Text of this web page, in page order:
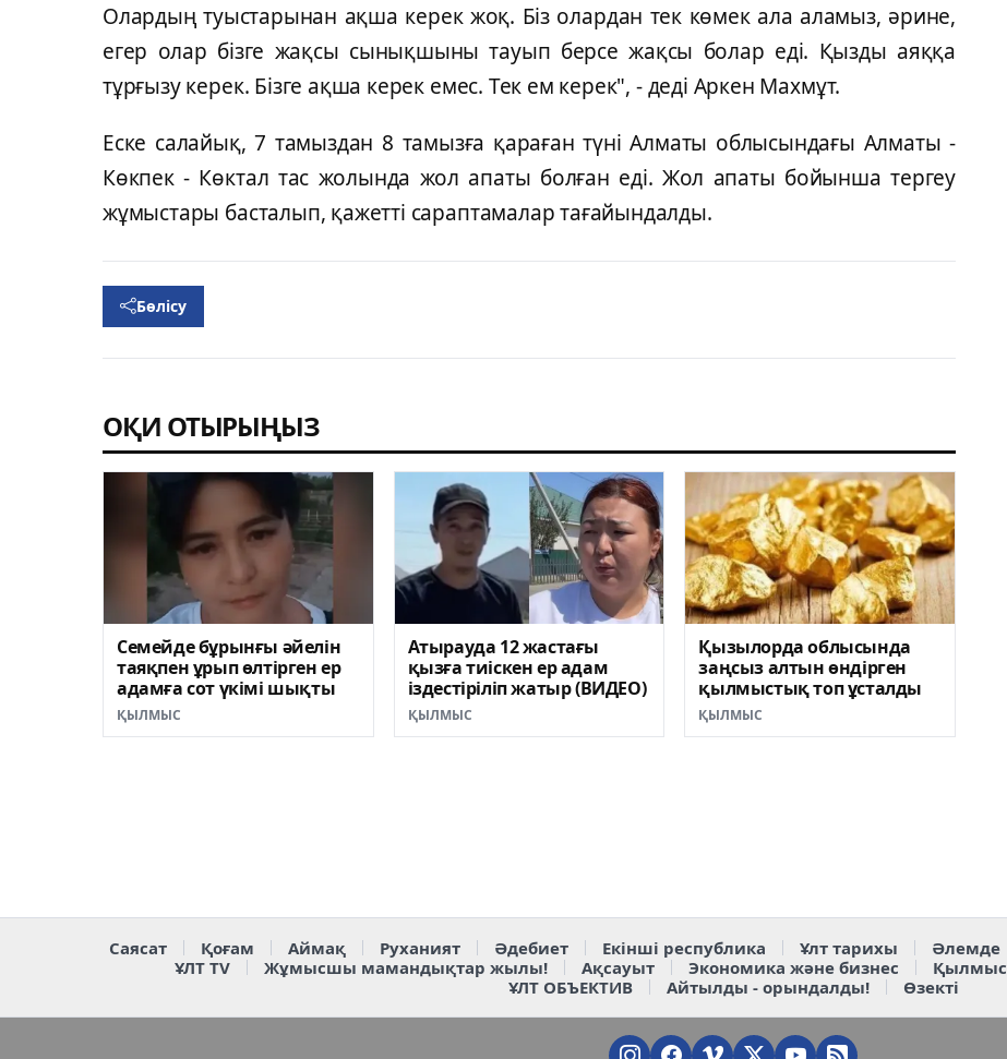
Олардың туыстарынан ақша керек жоқ. Біз олардан тек көмек ала аламыз, әрине,
егер олар бізге жақсы сынықшыны тауып берсе жақсы болар еді. Қызды аяққа
тұрғызу керек. Бізге ақша керек емес. Тек ем керек", - деді Аркен Махмұт.
Еске салайық, 7 тамыздан 8 тамызға қараған түні Алматы облысындағы Алматы -
Көкпек - Көктал тас жолында жол апаты болған еді. Жол апаты бойынша тергеу
жұмыстары басталып, қажетті сараптамалар тағайындалды.
Бөлісу
ОҚИ ОТЫРЫҢЫЗ
Семейде бұрынғы әйелін
таяқпен ұрып өлтірген ер
адамға сот үкімі шықты
ҚЫЛМЫС
Атырауда 12 жастағы
қызға тиіскен ер адам
іздестіріліп жатыр (ВИДЕО)
ҚЫЛМЫС
Қызылорда облысында
заңсыз алтын өндірген
қылмыстық топ ұсталды
ҚЫЛМЫС
Саясат Қоғам Аймақ Руханият Әдебиет Екінші республика Ұлт тарихы Әлемде
ҰЛТ TV
Жұмысшы мамандықтар жылы! Ақсауыт Экономика және бизнес Қылмыс
ҰЛТ ОБЪЕКТИВ
Айтылды - орындалды! Өзекті